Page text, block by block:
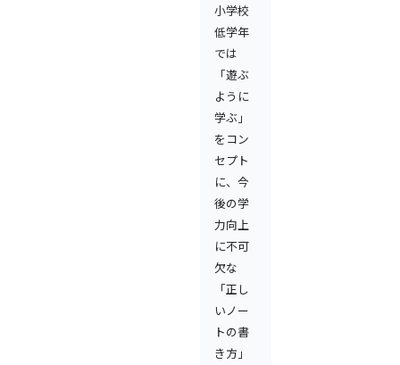
小学校
低学年
では
「遊ぶ
ように
学ぶ」
をコン
セプト
に、今
後の学
力向上
に不可
欠な
「正し
いノー
トの書
き方」